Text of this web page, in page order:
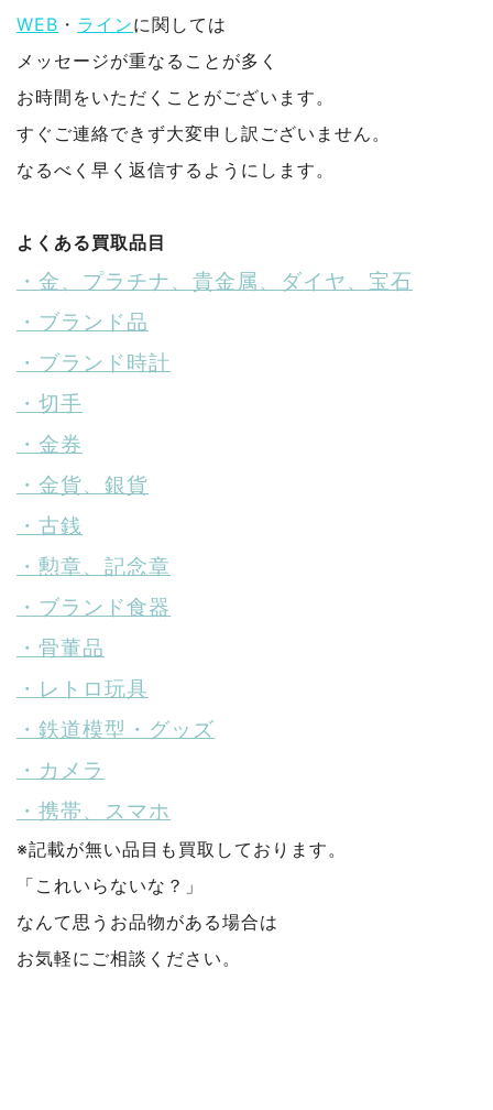
WEB ・ ラインに関しては
メッセージが重なることが多く
お時間をいただくことがございます。
すぐご連絡できず大変申し訳ございません。
なるべく早く返信するようにします。
よくある買取品目
・金、プラチナ、貴金属、ダイヤ、宝石
・ブランド品
・ブランド時計
・切手
・金券
・金貨、銀貨
・古銭
・勲章、記念章
・ブランド食器
・骨董品
・レトロ玩具
・鉄道模型・グッズ
・カメラ
・携帯、スマホ
※記載が無い品目も買取しております。
「これいらないな？」
なんて思うお品物がある場合は
お気軽にご相談ください。